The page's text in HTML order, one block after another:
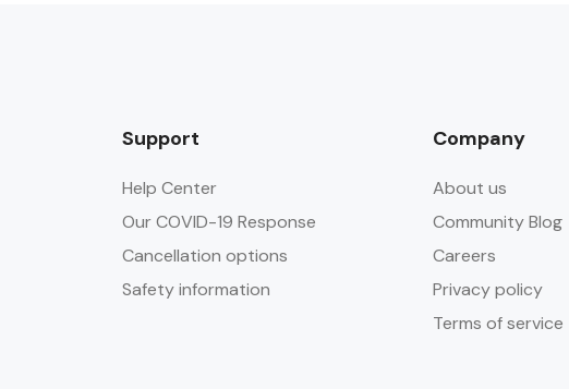
Support
Help Center
Our COVID-19 Response
Cancellation options
Safety information
Company
About us
Community Blog
Careers
Privacy policy
Terms of service